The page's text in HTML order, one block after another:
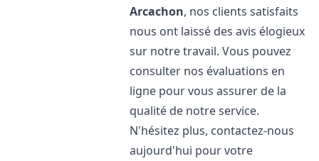
Arcachon, nos clients satisfaits
nous ont laissé des avis élogieux
sur notre travail. Vous pouvez
consulter nos évaluations en
ligne pour vous assurer de la
qualité de notre service.
N'hésitez plus, contactez-nous
aujourd'hui pour votre